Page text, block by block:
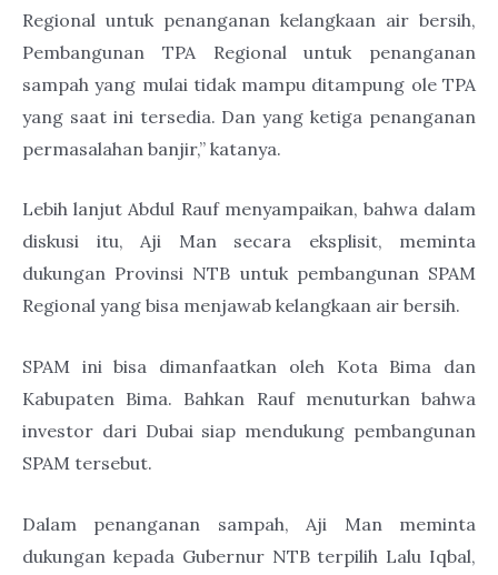
Regional untuk penanganan kelangkaan air bersih,
Pembangunan TPA Regional untuk penanganan
sampah yang mulai tidak mampu ditampung ole TPA
yang saat ini tersedia. Dan yang ketiga penanganan
permasalahan banjir,” katanya.
Lebih lanjut Abdul Rauf menyampaikan, bahwa dalam
diskusi itu, Aji Man secara eksplisit, meminta
dukungan Provinsi NTB untuk pembangunan SPAM
Regional yang bisa menjawab kelangkaan air bersih.
SPAM ini bisa dimanfaatkan oleh Kota Bima dan
Kabupaten Bima. Bahkan Rauf menuturkan bahwa
investor dari Dubai siap mendukung pembangunan
SPAM tersebut.
Dalam penanganan sampah, Aji Man meminta
dukungan kepada Gubernur NTB terpilih Lalu Iqbal,